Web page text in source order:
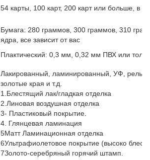
54 карты, 100 карт, 200 карт или больше, в
Бумага: 280 граммов, 300 граммов, 310
ядра, все зависит от вас
Плактический: 0,3 мм, 0,32 мм ПВХ или
Лакированный, ламинированный, УФ,
золотые края и т.д.
1.Блестящий лак/гладкая отделка
2.Линовая воздушная отделка
3- Пластиковый покрытие.
4. Глянцевая ламинация
5Матт Ламинационная отделка
6Ультрафиолетовое покрытие (высоко
7Золото-серебряный горячий штамп.